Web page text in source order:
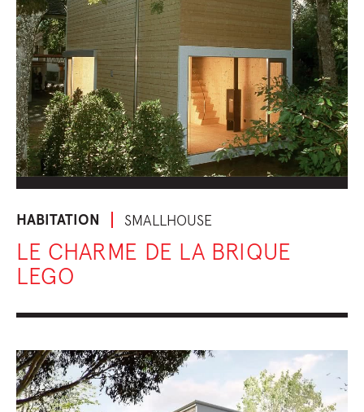
HABITATION SMALLHOUSE
LE CHARME DE LA BRIQUE
LEGO